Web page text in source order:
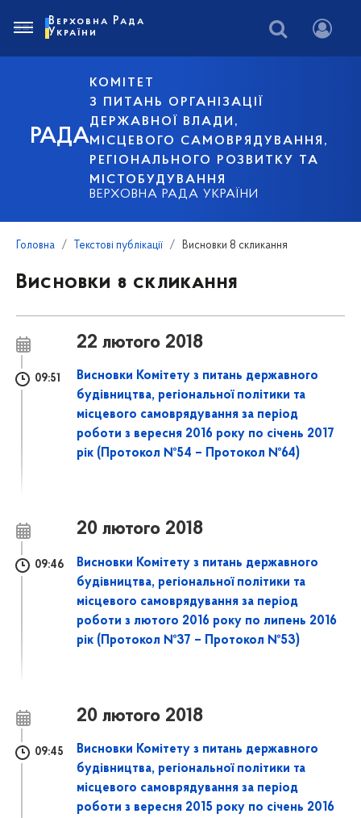
РАДА
КОМІТЕТ
З ПИТАНЬ ОРГАНІЗАЦІЇ
ДЕРЖАВНОЇ ВЛАДИ,
МІСЦЕВОГО САМОВРЯДУВАННЯ,
РЕГІОНАЛЬНОГО РОЗВИТКУ ТА
МІСТОБУДУВАННЯ
ВЕРХОВНА РАДА УКРАЇНИ
Верховна Рада
України
Головна Текстові публікації Висновки 8 скликання
Висновки 8 скликання
22 лютого 2018
09:51
Висновки Комітету з питань державного
будівництва, регіональної політики та
місцевого самоврядування за період
роботи з вересня 2016 року по січень 2017
рік (Протокол №54 – Протокол №64)
20 лютого 2018
09:46
Висновки Комітету з питань державного
будівництва, регіональної політики та
місцевого самоврядування за період
роботи з лютого 2016 року по липень 2016
рік (Протокол №37 – Протокол №53)
20 лютого 2018
09:45
Висновки Комітету з питань державного
будівництва, регіональної політики та
місцевого самоврядування за період
роботи з вересня 2015 року по січень 2016